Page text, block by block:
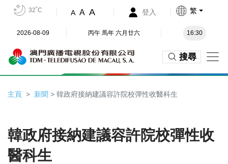
32˚C A A A 登入 繁
2026-08-09 丙午 馬年 六月廿六 16:30
搜尋
主頁 新聞 > 韓政府接納建議容許院校彈性收醫科生
韓政府接納建議容許院校彈性收
醫科生